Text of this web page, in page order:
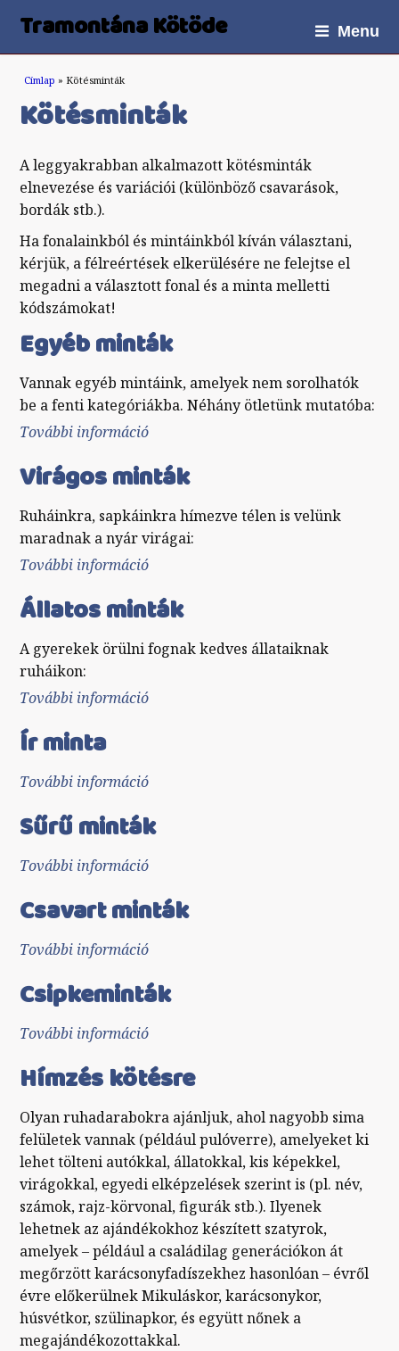
Tramontána Kötöde Menu
Jelenlegi hely
Címlap » Kötésminták
Kötésminták
A leggyakrabban alkalmazott kötésminták
elnevezése és variációi (különböző csavarások,
bordák stb.).
Ha fonalainkból és mintáinkból kíván választani,
kérjük, a félreértések elkerülésére ne felejtse el
megadni a választott fonal és a minta melletti
kódszámokat!
Egyéb minták
Vannak egyéb mintáink, amelyek nem sorolhatók
be a fenti kategóriákba. Néhány ötletünk mutatóba:
További információ
Virágos minták
Ruháinkra, sapkáinkra hímezve télen is velünk
maradnak a nyár virágai:
További információ
Állatos minták
A gyerekek örülni fognak kedves állataiknak
ruháikon:
További információ
Ír minta
További információ
Sűrű minták
További információ
Csavart minták
További információ
Csipkeminták
További információ
Hímzés kötésre
Olyan ruhadarabokra ajánljuk, ahol nagyobb sima
felületek vannak (például pulóverre), amelyeket ki
lehet tölteni autókkal, állatokkal, kis képekkel,
virágokkal, egyedi elképzelések szerint is (pl. név,
számok, rajz-körvonal, figurák stb.). Ilyenek
lehetnek az ajándékokhoz készített szatyrok,
amelyek – például a családilag generációkon át
megőrzött karácsonyfadíszekhez hasonlóan – évről
évre előkerülnek Mikuláskor, karácsonykor,
húsvétkor, szülinapkor, és együtt nőnek a
megajándékozottakkal.